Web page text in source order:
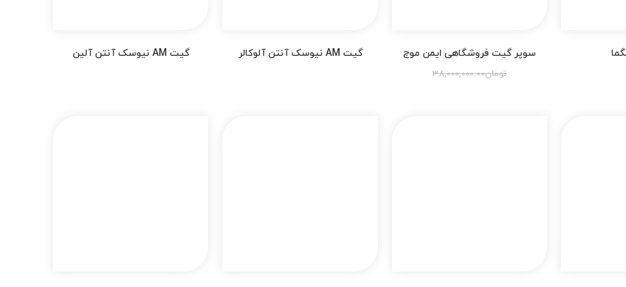
سوپر گیت فروشگاهی ایمن موج
تومان38,000,000.00
گیت AM نیوسک آنتن آلوکالر گیت AM نیوسک آنتن آلین